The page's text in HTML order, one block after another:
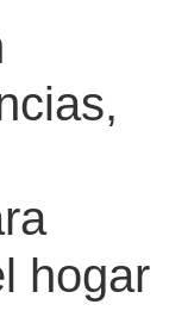
hogar